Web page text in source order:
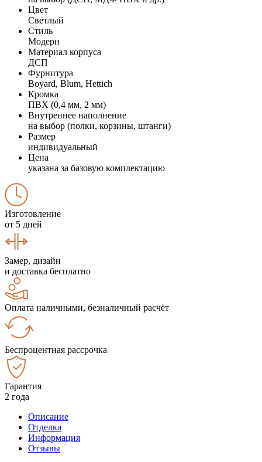
Цвет
Светлый
Стиль
Модерн
Материал корпуса
ДСП
Фурнитура
Boyard, Blum, Hettich
Кромка
ПВХ (0,4 мм, 2 мм)
Внутреннее наполнение
на выбор (полки, корзины, штанги)
Размер
индивидуальный
Цена
указана за базовую комплектацию
Изготовление
от 5 дней
Замер, дизайн
и доставка бесплатно
Оплата наличными, безналичный расчёт
Беспроцентная рассрочка
Гарантия
2 года
Описание
Отделка
Информация
Отзывы